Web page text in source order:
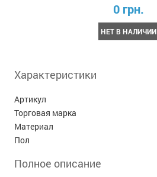
0 грн.
НЕТ В НАЛИЧИИ
Характеристики
Артикул
Торговая марка
Материал
Пол
Полное описание